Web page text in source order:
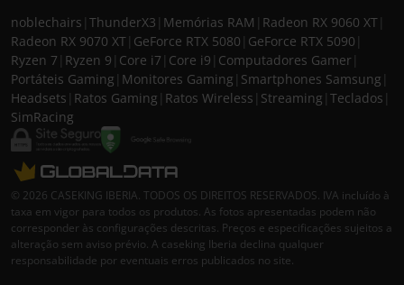
noblechairs ThunderX3 Memórias RAM Radeon RX 9060 XT
Radeon RX 9070 XT GeForce RTX 5080 GeForce RTX 5090
Ryzen 7 Ryzen 9 Core i7 Core i9 Computadores Gamer
Portáteis Gaming Monitores Gaming Smartphones Samsung
Headsets Ratos Gaming Ratos Wireless Streaming Teclados
SimRacing
© 2026 CASEKING IBERIA. TODOS OS DIREITOS RESERVADOS. IVA incluído à
taxa em vigor para todos os produtos. As fotos apresentadas podem não
corresponder às configurações descritas. Preços e especificações sujeitos a
alteração sem aviso prévio. A caseking Iberia declina qualquer
responsabilidade por eventuais erros publicados no site.